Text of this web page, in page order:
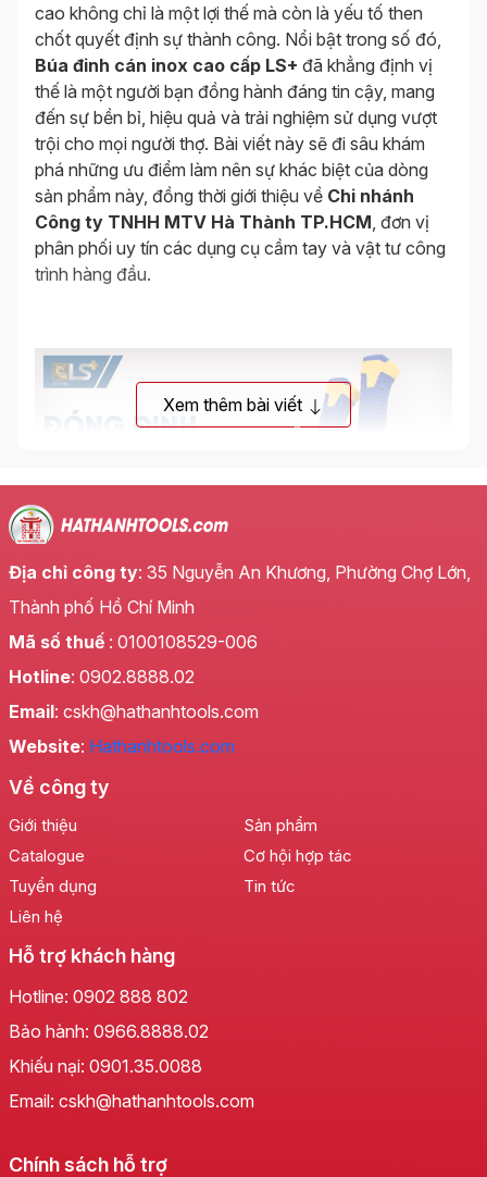
cao không chỉ là một lợi thế mà còn là yếu tố then
chốt quyết định sự thành công. Nổi bật trong số đó,
Búa đinh cán inox cao cấp LS+ đã khẳng định vị
thế là một người bạn đồng hành đáng tin cậy, mang
đến sự bền bỉ, hiệu quả và trải nghiệm sử dụng vượt
trội cho mọi người thợ. Bài viết này sẽ đi sâu khám
phá những ưu điểm làm nên sự khác biệt của dòng
sản phẩm này, đồng thời giới thiệu về Chi nhánh
Công ty TNHH MTV Hà Thành TP.HCM, đơn vị
phân phối uy tín các dụng cụ cầm tay và vật tư công
trình hàng đầu.
Xem thêm bài viết
Địa chỉ công ty: 35 Nguyễn An Khương, Phường Chợ Lớn,
Thành phố Hồ Chí Minh
Mã số thuế : 0100108529-006
Hotline: 0902.8888.02
Email: cskh@hathanhtools.com
Website: Hathanhtools.com
Về công ty
Giới thiệu
Sản phẩm
Catalogue
Cơ hội hợp tác
Tuyển dụng
Tin tức
Liên hệ
Hỗ trợ khách hàng
Hotline: 0902 888 802
Bảo hành: 0966.8888.02
Khiếu nại: 0901.35.0088
Email: cskh@hathanhtools.com
Chính sách hỗ trợ